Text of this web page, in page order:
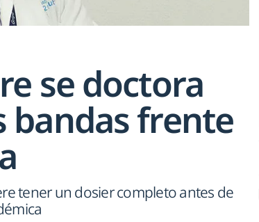
se doctora
bandas frente
tener un dosier completo antes de